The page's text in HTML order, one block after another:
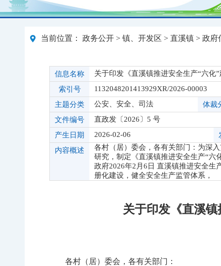
当前位置： 政务公开 > 镇、开发区 > 直溪镇 > 政府
信息名称
关于印发《直溪镇推进安全生产“六化
索引号
1132048201413929XR/2026-00003
主题分类
公安、安全、司法
体裁
文件编号
直政发〔2026〕5 号
产生日期
2026-02-06
内容概述
各村（居）委会，各有关部门：为深
研究，制定《直溪镇推进安全生产“六
政府2026年2月6日 直溪镇推进安全生
册化建设，健全安全生产监管体系，
关于印发《直溪
各村（居）委会，各有关部门：